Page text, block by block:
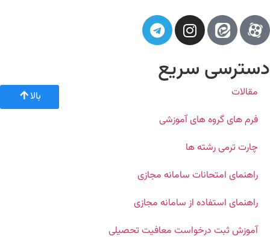
دسترسی سریع
مقالات
فرم های گروه های آموزشی
چارت ترمی رشته ها
راهنمای امتحانات سامانه مجازی
راهنمای استفاده از سامانه مجازی
آموزش ثبت درخواست معافیت تحصیلی
بالا